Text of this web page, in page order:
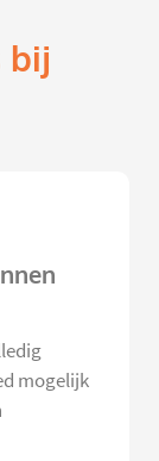
bij
mogelijk